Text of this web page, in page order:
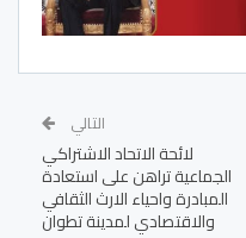
التالي
لائحة الاتحاد الاشتراكي
الجماعية تراهن على استعادة
المبادرة واحياء الارث الثقافي
والاقتصادي لمدينة تطوان